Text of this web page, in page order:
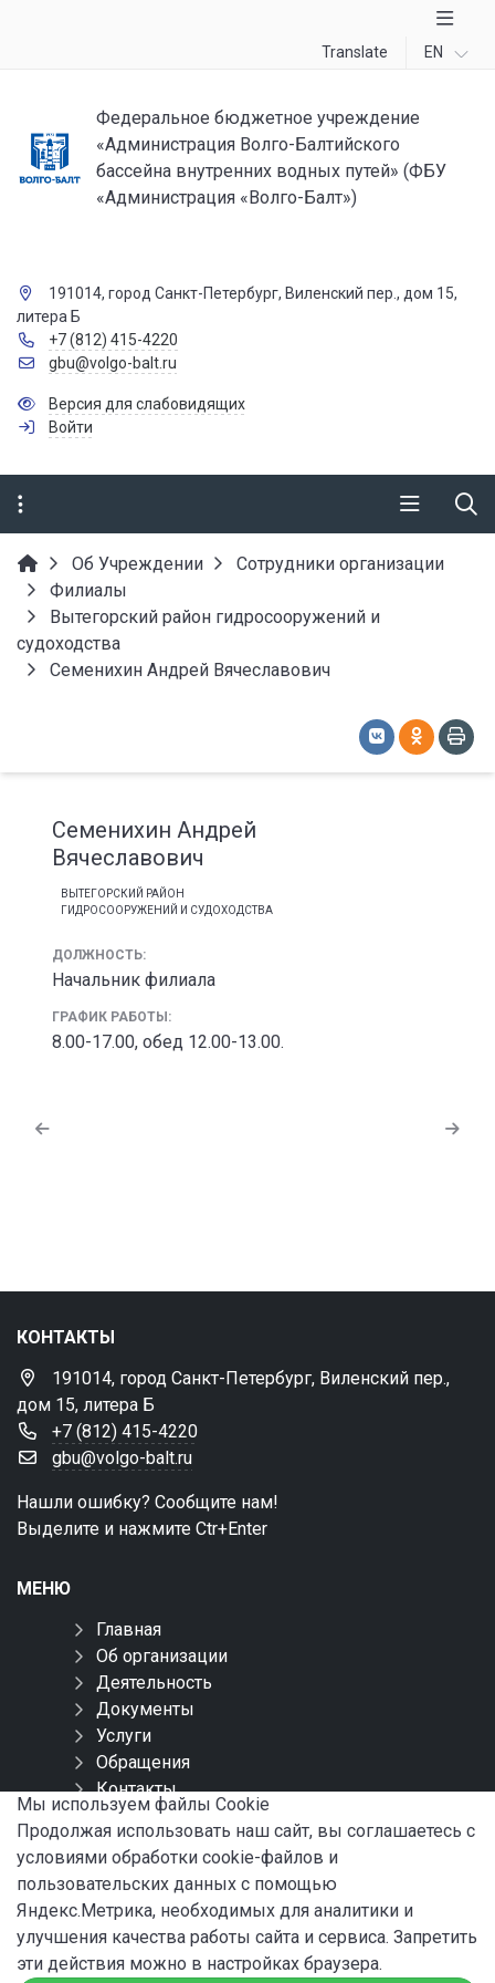
Translate EN
Федеральное бюджетное учреждение
«Администрация Волго-Балтийского
бассейна внутренних водных путей» (ФБУ
«Администрация «Волго-Балт»)
191014, город Санкт-Петербург, Виленский пер., дом 15,
литера Б
+7 (812) 415-4220
gbu@volgo-balt.ru
Версия для слабовидящих
Войти
Об Учреждении
Сотрудники организации
Филиалы
Вытегорский район гидросооружений и
судоходства
Семенихин Андрей Вячеславович
Семенихин Андрей
Вячеславович
ВЫТЕГОРСКИЙ РАЙОН
ГИДРОСООРУЖЕНИЙ И СУДОХОДСТВА
ДОЛЖНОСТЬ:
Начальник филиала
ГРАФИК РАБОТЫ:
8.00-17.00, обед 12.00-13.00.
КОНТАКТЫ
191014, город Санкт-Петербург, Виленский пер.,
дом 15, литера Б
+7 (812) 415-4220
gbu@volgo-balt.ru
Нашли ошибку? Сообщите нам!
Выделите и нажмите Ctr+Enter
МЕНЮ
Главная
Об организации
Деятельность
Документы
Услуги
Обращения
Контакты
Карта сайта
СОЦИАЛЬНЫЕ СЕТИ
Мы используем файлы Сookie
Продолжая использовать наш сайт, вы соглашаетесь с
условиями обработки cookie-файлов и
пользовательских данных с помощью
Яндекс.Метрика, необходимых для аналитики и
улучшения качества работы сайта и сервиса. Запретить
эти действия можно в настройках браузера.